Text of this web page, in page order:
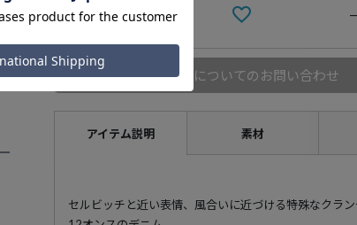
在庫無し
商品についてのお問い合わせ
アイテム説明 素材
セルビッチと近い表情、風合いに近づける特殊なクラ